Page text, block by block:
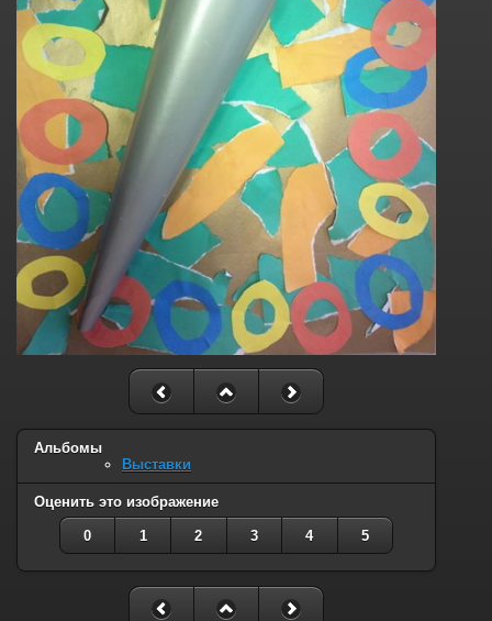
Альбомы
Выставки
Оценить это изображение
0 1 2 3 4 5